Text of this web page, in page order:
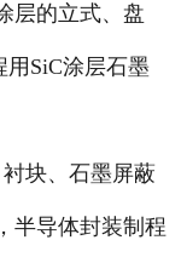
的立式、盘
SiC涂层石墨
块、石墨屏蔽
半导体封装制程